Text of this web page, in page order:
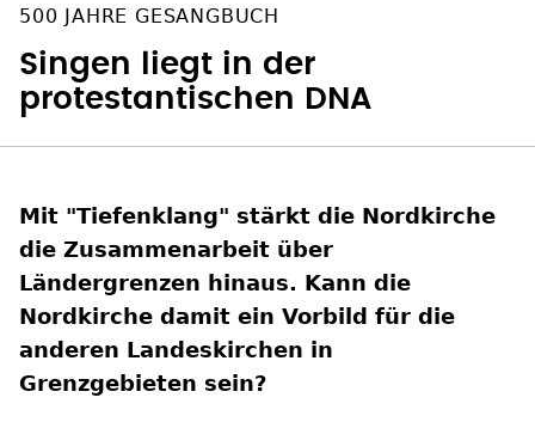
500 JAHRE GESANGBUCH
Singen liegt in der
protestantischen DNA
Mit "Tiefenklang" stärkt die Nordkirche
die Zusammenarbeit über
Ländergrenzen hinaus. Kann die
Nordkirche damit ein Vorbild für die
anderen Landeskirchen in
Grenzgebieten sein?